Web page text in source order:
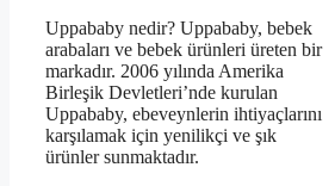
Uppababy nedir? Uppababy, bebek
arabaları ve bebek ürünleri üreten bir
markadır. 2006 yılında Amerika
Birleşik Devletleri’nde kurulan
Uppababy, ebeveynlerin ihtiyaçlarını
karşılamak için yenilikçi ve şık
ürünler sunmaktadır.